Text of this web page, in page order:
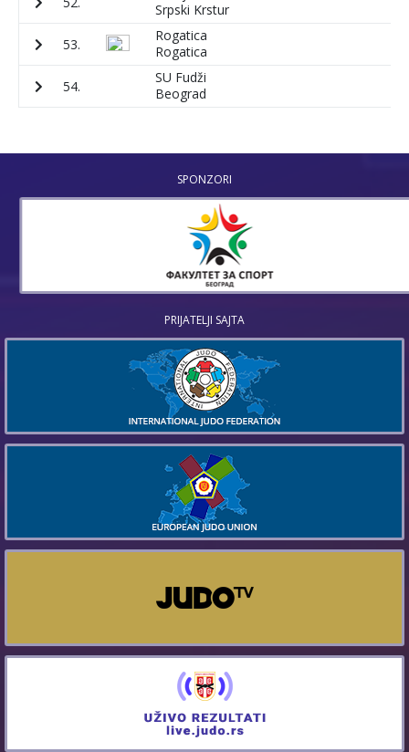
Srpski Krstur
53.
Rogatica
Rogatica
54.
SU Fudži
Beograd
SPONZORI
PRIJATELJI SAJTA